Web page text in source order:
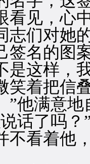
看见，心
志们对她
签名的图
是这样，
着把信叠
”他满意
了吗？”
不看着他